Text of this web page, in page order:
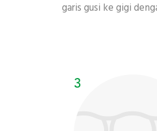
garis gusi ke gigi